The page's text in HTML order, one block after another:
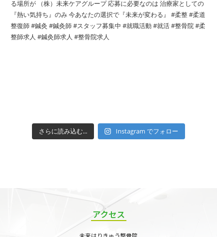
さらに読み込む... Instagram でフォロー
アクセス
未来はりきゅう整骨院